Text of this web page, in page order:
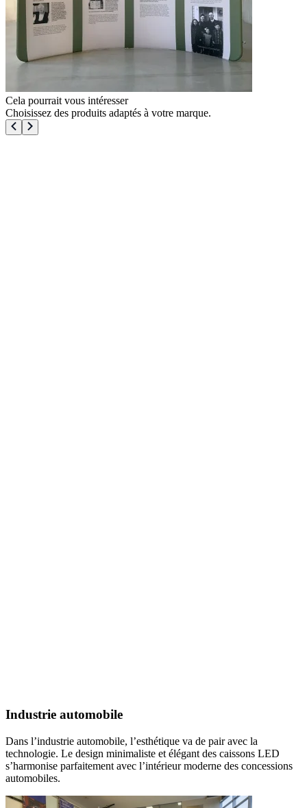
Cela pourrait vous intéresser
Choisissez des produits adaptés à votre marque.
Industrie automobile
Dans l’industrie automobile, l’esthétique va de pair avec la
technologie. Le design minimaliste et élégant des caissons LED
s’harmonise parfaitement avec l’intérieur moderne des concessions
automobiles.